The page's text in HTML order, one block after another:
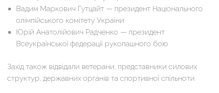
Вадим Маркович Гутцайт — президент Національного
олімпійського комітету України
Юрій Анатолійович Радченко — президент
Всеукраїнської федерації рукопашного бою
Захід також відвідали ветерани, представники силових
структур, державних органів та спортивної спільноти.